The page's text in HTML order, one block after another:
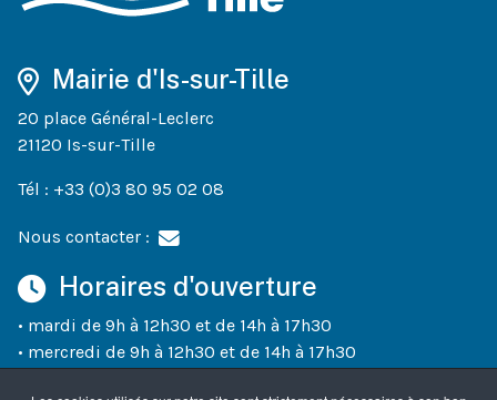
Mairie d'Is-sur-Tille
20 place Général-Leclerc
21120 Is-sur-Tille
Tél : +33 (0)3 80 95 02 08
Nous contacter :
Horaires d'ouverture
• mardi de 9h à 12h30 et de 14h à 17h30
• mercredi de 9h à 12h30 et de 14h à 17h30